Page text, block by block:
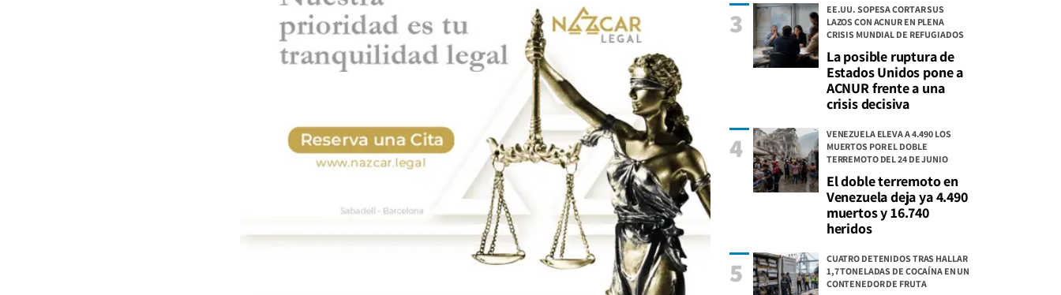
EE.UU. SOPESA CORTAR SUS
LAZOS CON ACNUR EN PLENA
CRISIS MUNDIAL DE REFUGIADOS
La posible ruptura de
Estados Unidos pone a
ACNUR frente a una
crisis decisiva
3
VENEZUELA ELEVA A 4.490 LOS
MUERTOS POR EL DOBLE
TERREMOTO DEL 24 DE JUNIO
El doble terremoto en
Venezuela deja ya 4.490
muertos y 16.740
heridos
4
CUATRO DETENIDOS TRAS HALLAR
1,7 TONELADAS DE COCAÍNA EN UN
CONTENEDOR DE FRUTA
5